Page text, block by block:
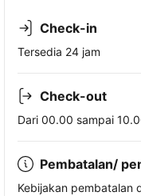
Check-in
Tersedia 24 jam
Check-out
Dari 00.00 sampai
Pembatalan/
Kebijakan pembatalan